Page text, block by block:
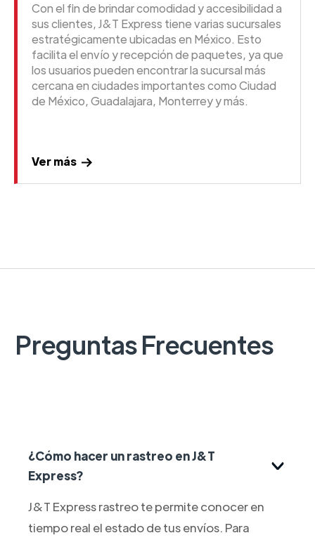
Con el fin de brindar comodidad y accesibilidad a
sus clientes, J&T Express tiene varias sucursales
estratégicamente ubicadas en México. Esto
facilita el envío y recepción de paquetes, ya que
los usuarios pueden encontrar la sucursal más
cercana en ciudades importantes como Ciudad
de México, Guadalajara, Monterrey y más.
Ver más
Preguntas Frecuentes
¿Cómo hacer un rastreo en J&T
Express?
J&T Express rastreo te permite conocer en
tiempo real el estado de tus envíos. Para